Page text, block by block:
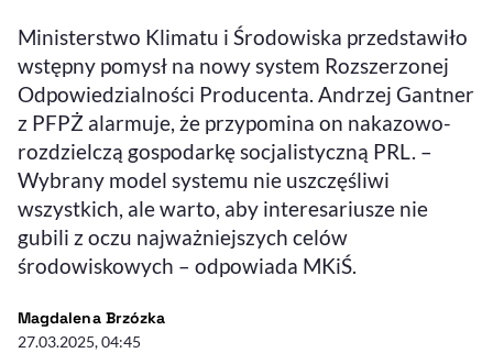
Sprawdź, jak i dlaczego zwiększamy dostępność , otwiera się w nowym
Deklaracja dostępności, otwiera się w nowym oknie
Zgłoś problem
, otwiera się w
Ministerstwo Klimatu i Środowiska przedstawiło
wstępny pomysł na nowy system Rozszerzonej
Odpowiedzialności Producenta. Andrzej Gantner
z PFPŻ alarmuje, że przypomina on nakazowo-
rozdzielczą gospodarkę socjalistyczną PRL. –
Wybrany model systemu nie uszczęśliwi
wszystkich, ale warto, aby interesariusze nie
gubili z oczu najważniejszych celów
środowiskowych – odpowiada MKiŚ.
Magdalena Brzózka- autor artykułu - profil
27.03.2025, 04:45